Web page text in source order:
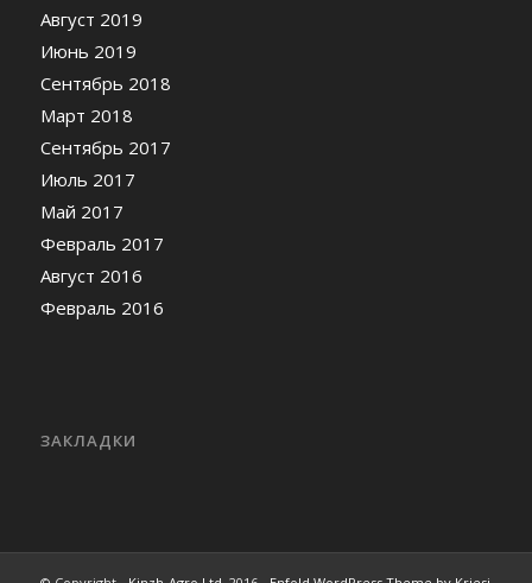
Август 2019
Июнь 2019
Сентябрь 2018
Март 2018
Сентябрь 2017
Июль 2017
Май 2017
Февраль 2017
Август 2016
Февраль 2016
ЗАКЛАДКИ